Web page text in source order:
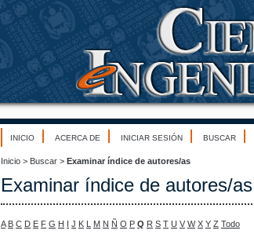
INICIO ACERCA DE INICIAR SESIÓN BUSCAR
Inicio > Buscar > Examinar índice de autores/as
Examinar índice de autores/as
A B C D E F G H I J K L M N Ñ O P Q R S T U V W X Y Z Todo